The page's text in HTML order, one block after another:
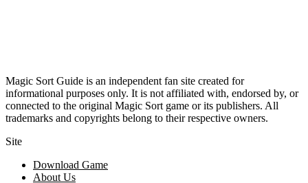
Magic Sort Guide is an independent fan site created for
informational purposes only. It is not affiliated with, endorsed by, or
connected to the original Magic Sort game or its publishers. All
trademarks and copyrights belong to their respective owners.
Site
Download Game
About Us